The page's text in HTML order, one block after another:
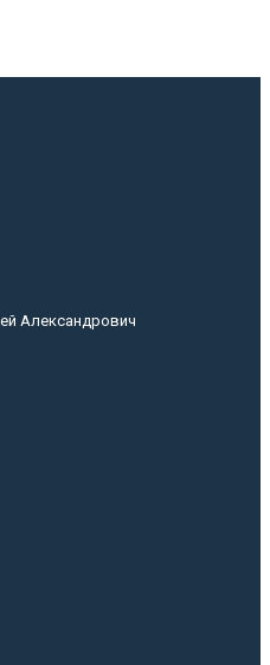
Александрович